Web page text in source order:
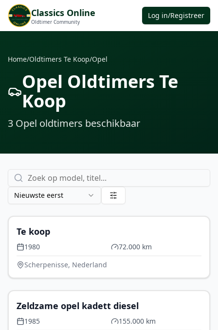
Classics Online
Oldtimer Community
Log in/Registreer
Home/Oldtimers Te Koop/Opel
Opel Oldtimers Te
Koop
3 Opel oldtimers beschikbaar
Nieuwste eerst
Te koop
1980
72.000 km
Scherpenisse, Nederland
Zeldzame opel kadett diesel
1985
155.000 km